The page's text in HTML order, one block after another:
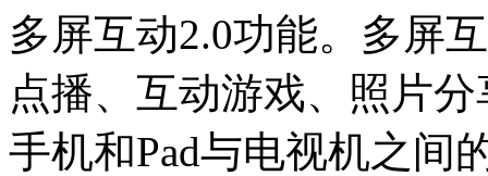
多屏互动2.0功能。多屏
点播、互动游戏、照片
手机和Pad与电视机之间